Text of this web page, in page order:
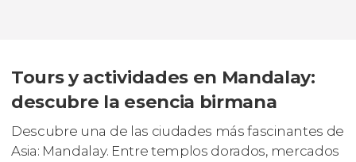
Tours y actividades en Mandalay:
descubre la esencia birmana
Descubre una de las ciudades más fascinantes de
Asia: Mandalay. Entre templos dorados, mercados